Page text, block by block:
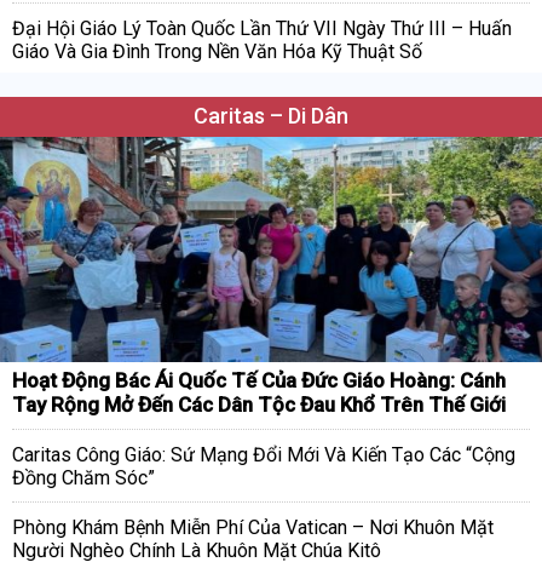
Đại Hội Giáo Lý Toàn Quốc Lần Thứ VII Ngày Thứ III – Huấn
Giáo Và Gia Đình Trong Nền Văn Hóa Kỹ Thuật Số
Caritas – Di Dân
Hoạt Động Bác Ái Quốc Tế Của Đức Giáo Hoàng: Cánh
Tay Rộng Mở Đến Các Dân Tộc Đau Khổ Trên Thế Giới
Caritas Công Giáo: Sứ Mạng Đổi Mới Và Kiến Tạo Các “Cộng
Đồng Chăm Sóc”
Phòng Khám Bệnh Miễn Phí Của Vatican – Nơi Khuôn Mặt
Người Nghèo Chính Là Khuôn Mặt Chúa Kitô